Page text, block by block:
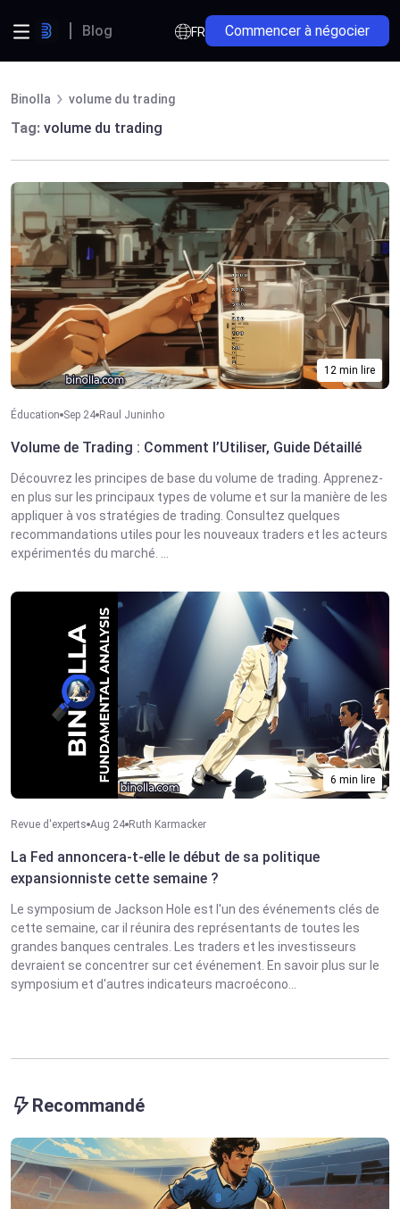
Blog FR Commencer à négocier
Binolla volume du trading
Tag: volume du trading
12 min lire
Éducation Sep 24 Raul Juninho
Volume de Trading : Comment l’Utiliser, Guide Détaillé
Découvrez les principes de base du volume de trading. Apprenez-
en plus sur les principaux types de volume et sur la manière de les
appliquer à vos stratégies de trading. Consultez quelques
recommandations utiles pour les nouveaux traders et les acteurs
expérimentés du marché. ...
6 min lire
Revue d'experts Aug 24 Ruth Karmacker
La Fed annoncera-t-elle le début de sa politique
expansionniste cette semaine ?
Le symposium de Jackson Hole est l'un des événements clés de
cette semaine, car il réunira des représentants de toutes les
grandes banques centrales. Les traders et les investisseurs
devraient se concentrer sur cet événement. En savoir plus sur le
symposium et d'autres indicateurs macroécono...
Recommandé